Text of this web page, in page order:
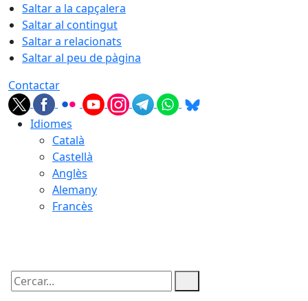
Saltar a la capçalera
Saltar al contingut
Saltar a relacionats
Saltar al peu de pàgina
Contactar
Idiomes
Català
Castellà
Anglès
Alemany
Francès
Cercar: